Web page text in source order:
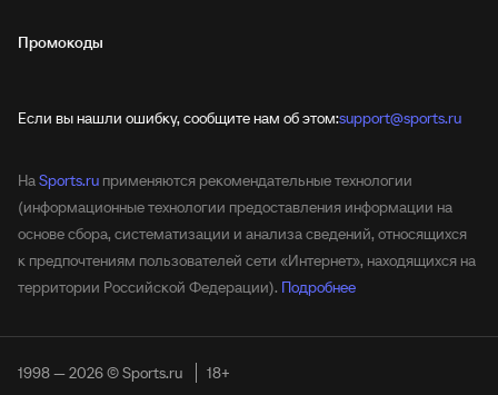
Промокоды
Если вы нашли ошибку, сообщите нам об этом:support@sports.ru
НаSports.ru применяются рекомендательные технологии
(информационные технологии предоставления информации на
основе сбора, систематизации и анализа сведений, относящихся
к предпочтениям пользователей сети «Интернет», находящихся на
территории Российской Федерации). Подробнее
1998 — 2026 © Sports.ru 18+